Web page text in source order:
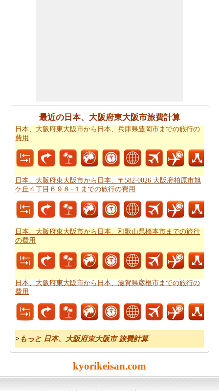
のために必要な飛行時間を知りたいかもしれません。あ
なたは日本、大阪府東大阪市から日本、山梨県中巨摩郡
昭和町までの飛行時間
あなたは道路で旅行すると停止点やあなたの旅行の途中
可能性を知りたいことを決定した場合、あなたの日本、
大阪府東大阪市から日本、山梨県中巨摩郡昭和町までの
道路ルートプランを計画し、あなたのルートプランナー
を使用することができます。
最近の日本、大阪府東大阪市旅費計算
日本、大阪府東大阪市から日本、兵庫県豊岡市までの旅行の
費用
日本、大阪府東大阪市から日本、〒582-0026 大阪府柏原市旭
ケ丘４丁目６９８−１までの旅行の費用
日本、大阪府東大阪市から日本、和歌山県橋本市までの旅行
の費用
日本、大阪府東大阪市から日本、滋賀県彦根市までの旅行の
費用
> もっと 日本、大阪府東大阪市 旅費計算
kyorikeisan.com